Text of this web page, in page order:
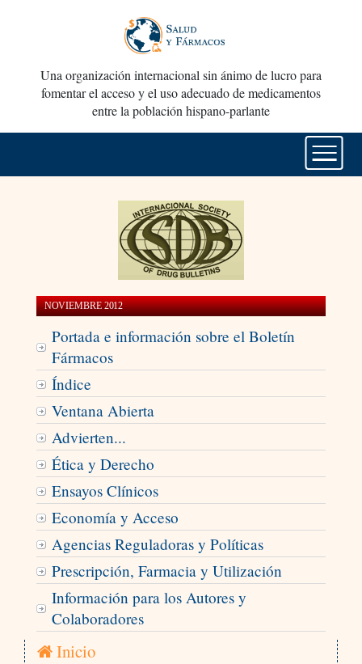
Una organización internacional sin ánimo de lucro para
fomentar el acceso y el uso adecuado de medicamentos
entre la población hispano-parlante
NOVIEMBRE 2012
Portada e información sobre el Boletín
Fármacos
Índice
Ventana Abierta
Advierten...
Ética y Derecho
Ensayos Clínicos
Economía y Acceso
Agencias Reguladoras y Políticas
Prescripción, Farmacia y Utilización
Información para los Autores y
Colaboradores
Inicio